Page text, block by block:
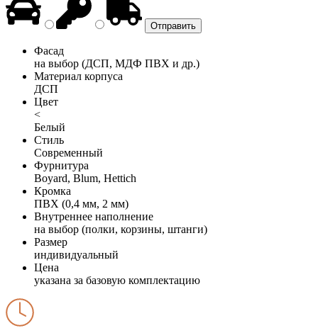
Фасад
на выбор (ДСП, МДФ ПВХ и др.)
Материал корпуса
ДСП
Цвет
<
Белый
Стиль
Современный
Фурнитура
Boyard, Blum, Hettich
Кромка
ПВХ (0,4 мм, 2 мм)
Внутреннее наполнение
на выбор (полки, корзины, штанги)
Размер
индивидуальный
Цена
указана за базовую комплектацию